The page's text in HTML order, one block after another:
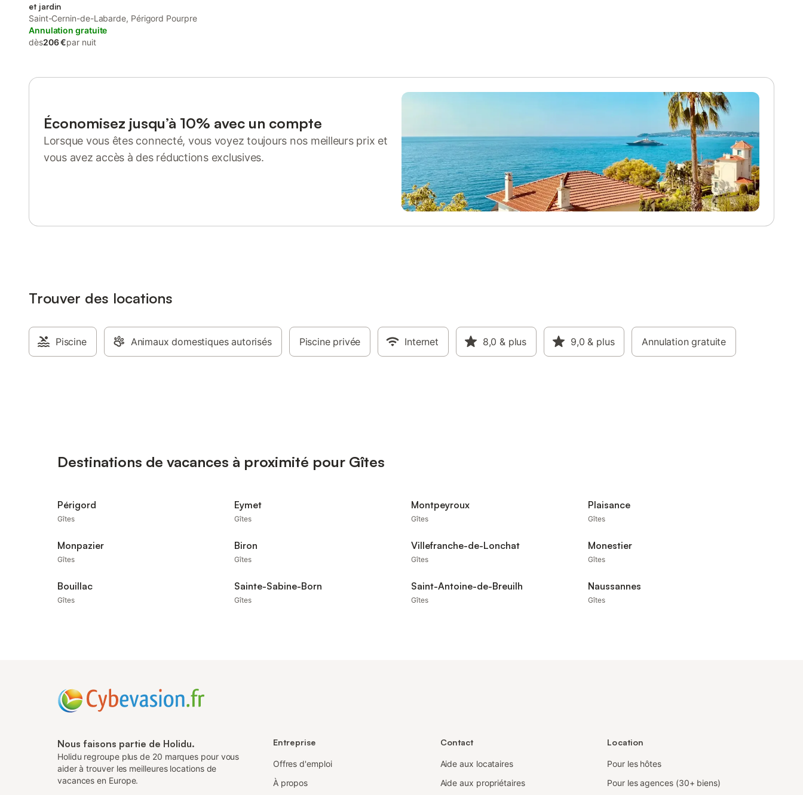
et jardin
Saint-Cernin-de-Labarde, Périgord Pourpre
Annulation gratuite
dès206 €par nuit
Économisez jusqu’à 10% avec un compte
Lorsque vous êtes connecté, vous voyez toujours nos meilleurs prix et
vous avez accès à des réductions exclusives.
Trouver des locations
Piscine Animaux domestiques autorisés Piscine privée Internet 8,0 & plus 9,0 & plus Annulation gratuite
Destinations de vacances à proximité pour Gîtes
Périgord
Gîtes
Eymet
Gîtes
Montpeyroux
Gîtes
Plaisance
Gîtes
Monpazier
Gîtes
Biron
Gîtes
Villefranche-de-Lonchat
Gîtes
Monestier
Gîtes
Bouillac
Gîtes
Sainte-Sabine-Born
Gîtes
Saint-Antoine-de-Breuilh
Gîtes
Naussannes
Gîtes
Nous faisons partie de Holidu.
Holidu regroupe plus de 20 marques pour vous
aider à trouver les meilleures locations de
vacances en Europe.
Entreprise
Offres d'emploi
À propos
Contact
Aide aux locataires
Aide aux propriétaires
Location
Pour les hôtes
Pour les agences (30+ biens)